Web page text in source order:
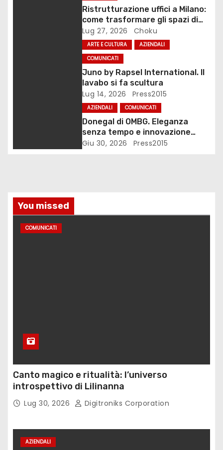
o
i
Ristrutturazione uffici a Milano:
come trasformare gli spazi di
lavoro
Lug 27, 2026 Choku
ARTE E CULTURA
AZIENDALI
COMUNICATI
Juno by Rapsel International. Il
lavabo si fa scultura
Lug 14, 2026 Press2015
AZIENDALI COMUNICATI
Donegal di OMBG. Eleganza
senza tempo e innovazione
tecnologica
Giu 30, 2026 Press2015
You missed
COMUNICATI
Canto magico e ritualità: l’universo
introspettivo di Lilinanna
Lug 30, 2026 Digitroniks Corporation
AZIENDALI